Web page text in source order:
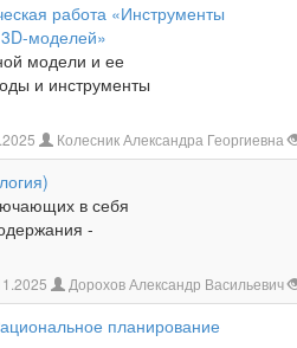
работа «Инструменты
моделей»
модели и ее
и инструменты
Колесник Александра Георгиевна
в себя
-
Дорохов Александр Васильевич
планирование